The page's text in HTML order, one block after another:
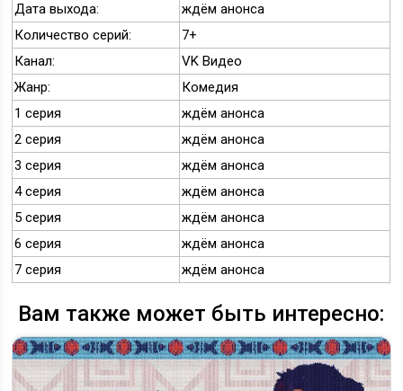
Дата выхода:
ждём анонса
Количество серий:
7+
Канал:
VK Видео
Жанр:
Комедия
1 серия
ждём анонса
2 серия
ждём анонса
3 серия
ждём анонса
4 серия
ждём анонса
5 серия
ждём анонса
6 серия
ждём анонса
7 серия
ждём анонса
Вам также может быть интересно: